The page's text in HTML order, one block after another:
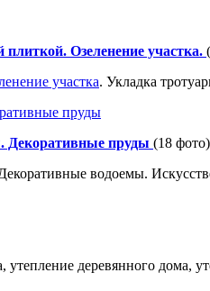
Озеленение участка.
участка. Укладка
Декоративные пруды (18 фото)
водоемы.
деревянного дома,